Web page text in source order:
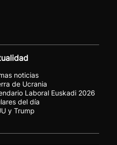
noticias
de Ucrania
Laboral Euskadi 2026
del día
y Trump